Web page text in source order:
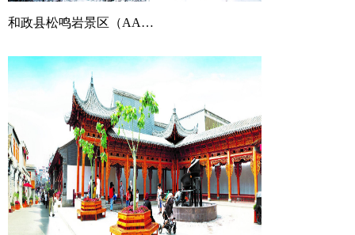
和政县松鸣岩景区（AAAA）